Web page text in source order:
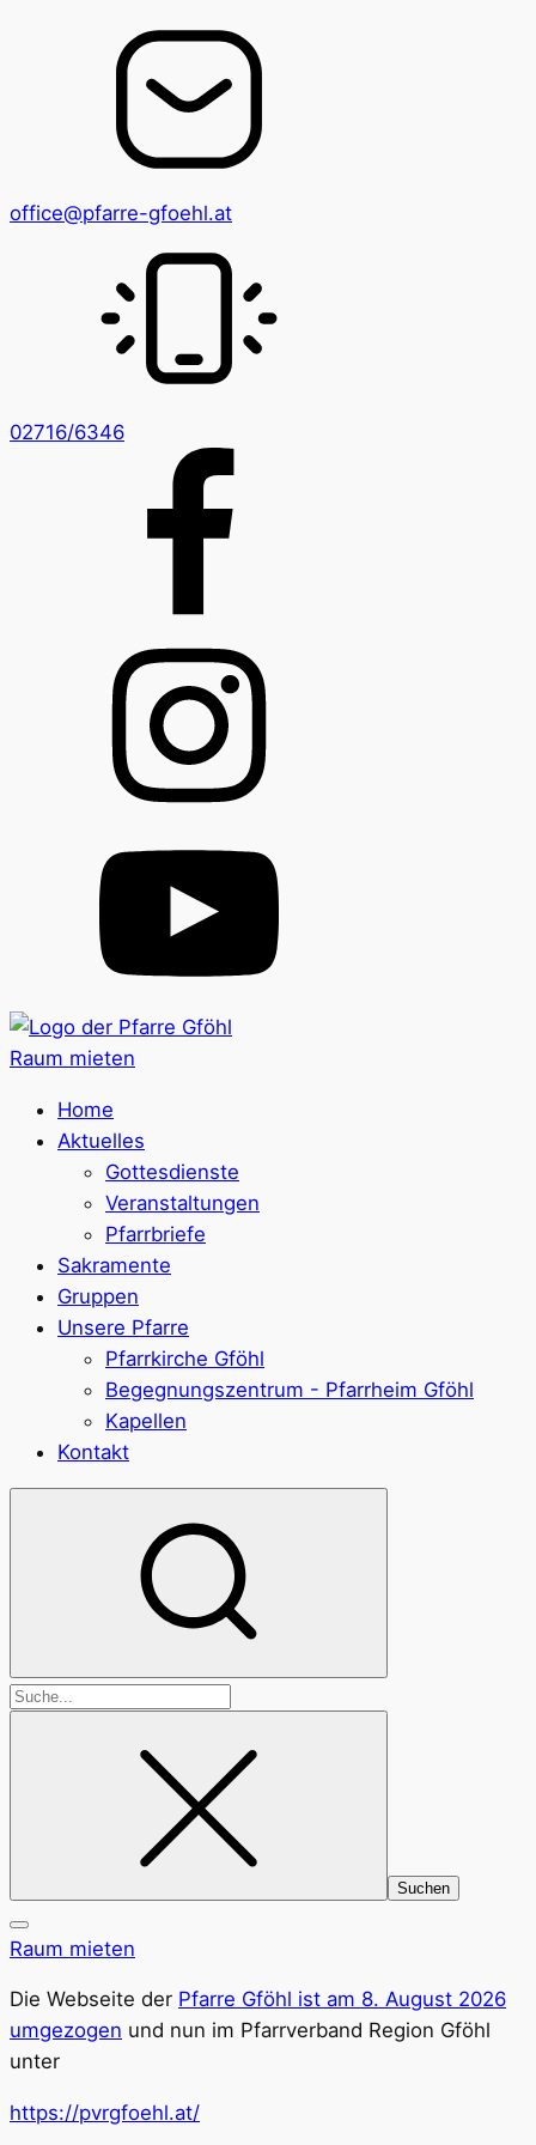
office@pfarre-gfoehl.at
02716/6346
Raum mieten
Home
Aktuelles
Gottesdienste
Veranstaltungen
Pfarrbriefe
Sakramente
Gruppen
Unsere Pfarre
Pfarrkirche Gföhl
Begegnungszentrum - Pfarrheim Gföhl
Kapellen
Kontakt
Suchen
Raum mieten
Die Webseite der Pfarre Gföhl ist am 8. August 2026
umgezogen und nun im Pfarrverband Region Gföhl
unter
https://pvrgfoehl.at/